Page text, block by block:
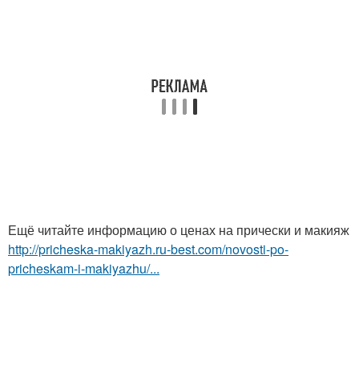
Ещё читайте информацию о ценах на прически и макияж
http://pricheska-makiyazh.ru-best.com/novosti-po-
pricheskam-i-makiyazhu/...